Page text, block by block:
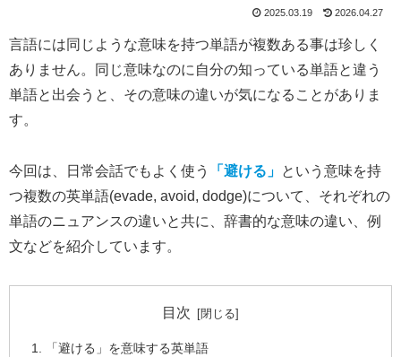
2025.03.19 2026.04.27
言語には同じような意味を持つ単語が複数ある事は珍しく
ありません。同じ意味なのに自分の知っている単語と違う
単語と出会うと、その意味の違いが気になることがありま
す。
今回は、日常会話でもよく使う 「避ける」 という意味を持
つ複数の英単語(evade, avoid, dodge)について、それぞれの
単語のニュアンスの違いと共に、辞書的な意味の違い、例
文などを紹介しています。
目次
「避ける」を意味する英単語